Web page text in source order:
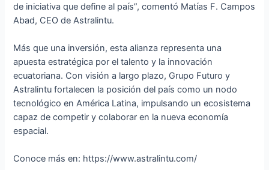
de iniciativa que define al país”, comentó Matías F. Campos
Abad, CEO de Astralintu.
Más que una inversión, esta alianza representa una
apuesta estratégica por el talento y la innovación
ecuatoriana. Con visión a largo plazo, Grupo Futuro y
Astralintu fortalecen la posición del país como un nodo
tecnológico en América Latina, impulsando un ecosistema
capaz de competir y colaborar en la nueva economía
espacial.
Conoce más en: https://www.astralintu.com/